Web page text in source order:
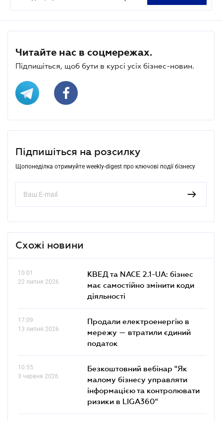
Читайте нас в соцмережах.
Підпишіться, щоб бути в курсі усіх бізнес-новин.
Підпишіться на розсилку
Щопонеділка отримуйте weekly-digest про ключові події бізнесу
Схожі новини
10.01
22 липня 2026
КВЕД та NACE 2.1-UA: бізнес
має самостійно змінити коди
діяльності
17.09
13 липня 2026
Продали електроенергію в
мережу — втратили єдиний
податок
10.55
3 червня 2026
Безкоштовний вебінар "Як
малому бізнесу управляти
інформацією та контролювати
ризики в LIGA360"